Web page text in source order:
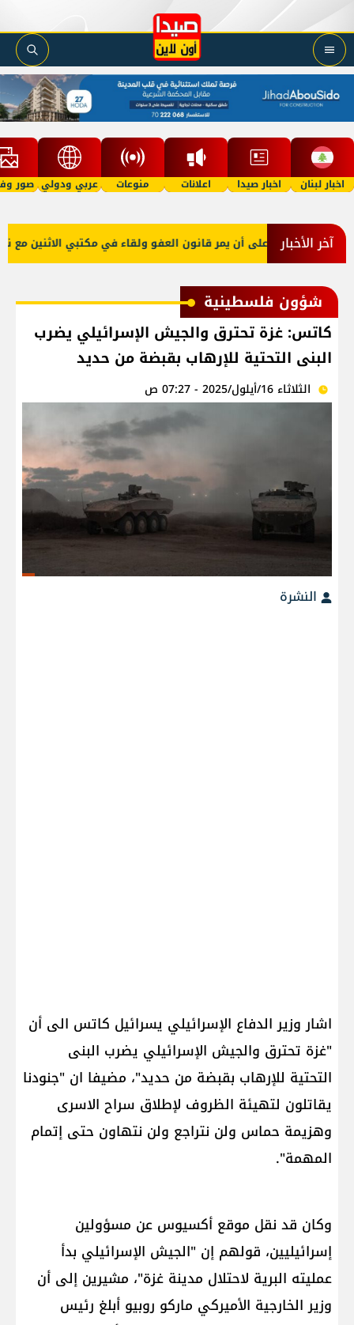
اخبار لبنان اخبار صيدا اعلانات منوعات عربي ودولي صور
آخر الأخبار
صعب: إصرار على أن يمر قانون العفو ولقاء في مكتبي الاثنين مع
شؤون فلسطينية
كاتس: غزة تحترق والجيش الإسرائيلي يضرب
البنى التحتية للإرهاب بقبضة من حديد
الثلاثاء 16/أيلول/2025 - 07:27 ص
النشرة
اشار وزير الدفاع الإسرائيلي يسرائيل كاتس الى أن
"​غزة​ تحترق والجيش الإسرائيلي يضرب البنى
التحتية للإرهاب بقبضة من حديد"، مضيفا ان "جنودنا
يقاتلون لتهيئة الظروف لإطلاق سراح الاسرى
وهزيمة حماس ولن نتراجع ولن نتهاون حتى إتمام
المهمة".
وكان قد نقل موقع أكسيوس عن مسؤولين
إسرائيليين، قولهم إن "الجيش الإسرائيلي بدأ
عمليته البرية لاحتلال مدينة غزة"، مشيرين إلى أن
وزير الخارجية الأميركي ماركو روبيو أبلغ رئيس